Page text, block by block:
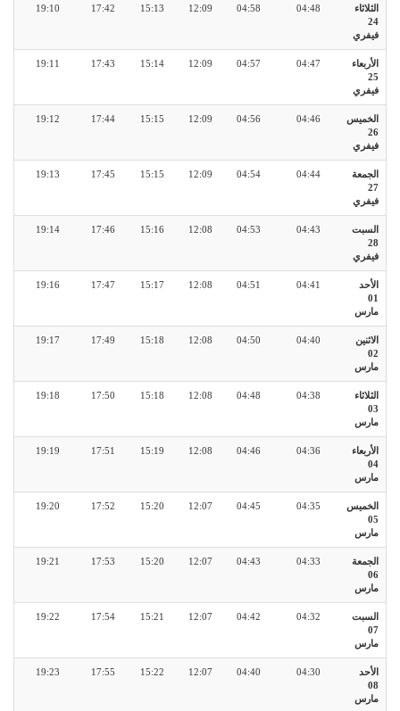
الثلاثاء
24
فيفري
04:48
04:58
12:09
15:13
17:42
19:10
الأربعاء
25
فيفري
04:47
04:57
12:09
15:14
17:43
19:11
الخميس
26
فيفري
04:46
04:56
12:09
15:15
17:44
19:12
الجمعة
27
فيفري
04:44
04:54
12:09
15:15
17:45
19:13
السبت
28
فيفري
04:43
04:53
12:08
15:16
17:46
19:14
الأحد
01
مارس
04:41
04:51
12:08
15:17
17:47
19:16
الاثنين
02
مارس
04:40
04:50
12:08
15:18
17:49
19:17
الثلاثاء
03
مارس
04:38
04:48
12:08
15:18
17:50
19:18
الأربعاء
04
مارس
04:36
04:46
12:08
15:19
17:51
19:19
الخميس
05
مارس
04:35
04:45
12:07
15:20
17:52
19:20
الجمعة
06
مارس
04:33
04:43
12:07
15:20
17:53
19:21
السبت
07
مارس
04:32
04:42
12:07
15:21
17:54
19:22
الأحد
08
مارس
04:30
04:40
12:07
15:22
17:55
19:23